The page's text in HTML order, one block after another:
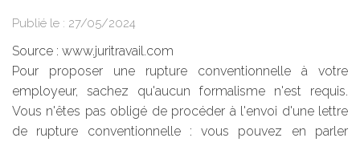
Publié le : 27/05/2024
Source : www.juritravail.com
Pour proposer une rupture conventionnelle à votre
employeur, sachez qu'aucun formalisme n'est requis.
Vous n'êtes pas obligé de procéder à l'envoi d'une lettre
de rupture conventionnelle : vous pouvez en parler